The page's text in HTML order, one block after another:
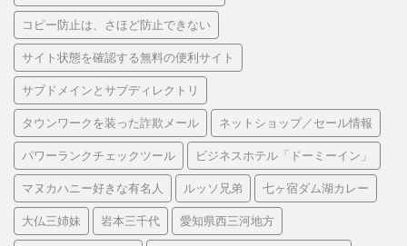
コピー防止は、さほど防止できない
サイト状態を確認する無料の便利サイト
サブドメインとサブディレクトリ
タウンワークを装った詐欺メール ネットショップ／セール情報
パワーランクチェックツール ビジネスホテル「ドーミーイン」
マヌカハニー好きな有名人 ルッソ兄弟 七ヶ宿ダム湖カレー
大仏三姉妹 岩本三千代 愛知県西三河地方